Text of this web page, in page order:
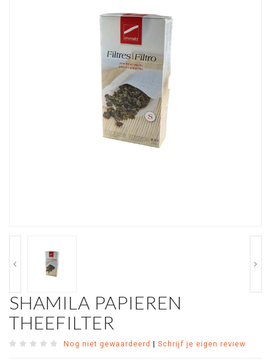
SHAMILA PAPIEREN
THEEFILTER
Nog niet gewaardeerd | Schrijf je eigen review